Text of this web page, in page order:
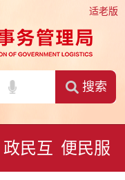
适老版
搜索
政民互 便民服